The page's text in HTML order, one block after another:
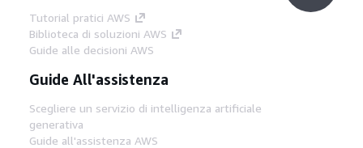
Tutorial pratici AWS
Biblioteca di soluzioni AWS
Guide alle decisioni AWS
Guide All'assistenza
Scegliere un servizio di intelligenza artificiale
generativa
Guide all'assistenza AWS